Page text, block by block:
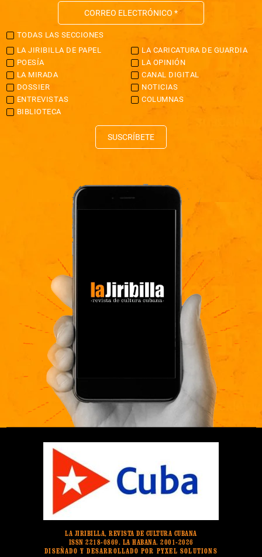
TODAS LAS SECCIONES
LA JIRIBILLA DE PAPEL
LA CARICATURA DE GUARDIA
POESÍA
LA OPINIÓN
LA MIRADA
CANAL DIGITAL
DOSSIER
NOTICIAS
ENTREVISTAS
COLUMNAS
BIBLIOTECA
SUSCRÍBETE
LA JIRIBILLA, REVISTA DE CULTURA CUBANA
ISSN 2218-0869. LA HABANA. 2001-2026
DISEÑADO Y DESARROLLADO POR PYXEL SOLUTIONS